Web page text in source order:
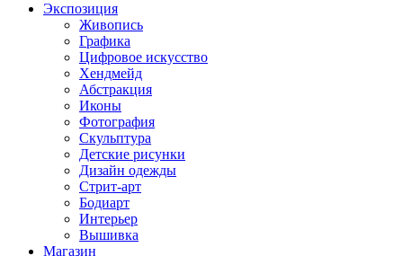
Экспозиция
Живопись
Графика
Цифровое искусство
Хендмейд
Абстракция
Иконы
Фотография
Скульптура
Детские рисунки
Дизайн одежды
Стрит-арт
Бодиарт
Интерьер
Вышивка
Магазин